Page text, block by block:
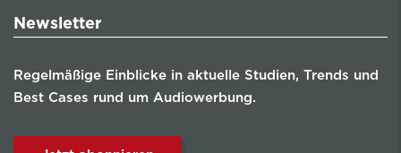
Newsletter
Regelmäßige Einblicke in aktuelle Studien, Trends und
Best Cases rund um Audiowerbung.